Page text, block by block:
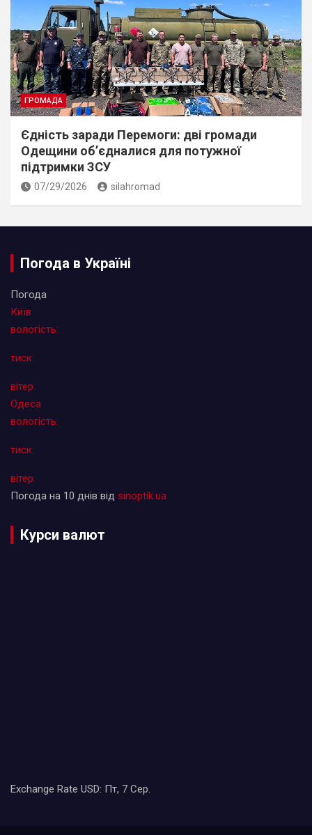
ГРОМАДА
Єдність заради Перемоги: дві громади
Одещини об’єдналися для потужної
підтримки ЗСУ
07/29/2026 silahromad
Погода в Україні
Погода
Київ
вологість:
тиск:
вітер:
Одеса
вологість:
тиск:
вітер:
Погода на 10 днів від sinoptik.ua
Курси валют
Exchange Rate USD: Пт, 7 Сер.